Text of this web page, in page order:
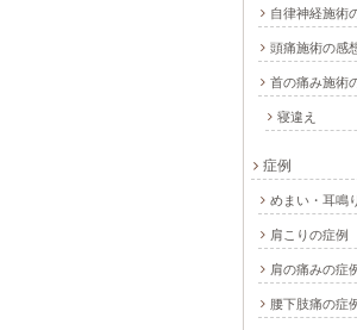
自律神経施術
頭痛施術の感
首の痛み施術
寝違え
症例
めまい・耳鳴
肩こりの症例
肩の痛みの症
腰下肢痛の症